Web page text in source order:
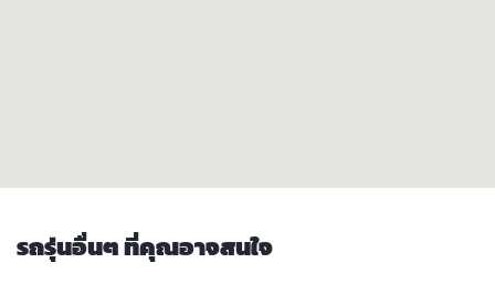
รถรุ่นอื่นๆ ที่คุณอาจสนใจ